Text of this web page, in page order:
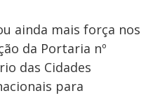
ainda mais força nos
da Portaria nº
das Cidades
para